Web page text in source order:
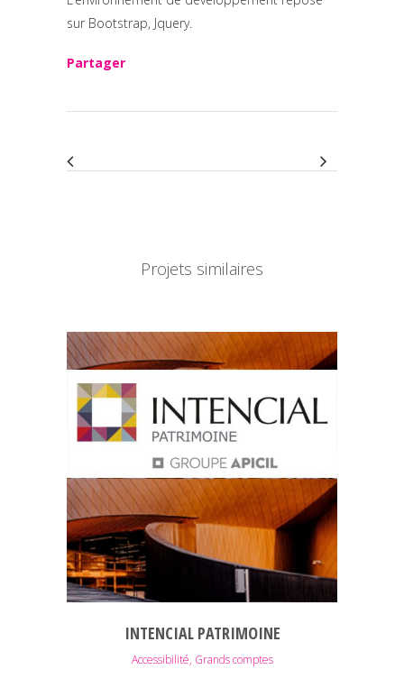
sur Bootstrap, Jquery.
Partager
Projets similaires
INTENCIAL PATRIMOINE
Accessibilité, Grands comptes